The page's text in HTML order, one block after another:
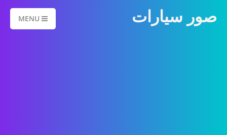
صور سيارات MENU